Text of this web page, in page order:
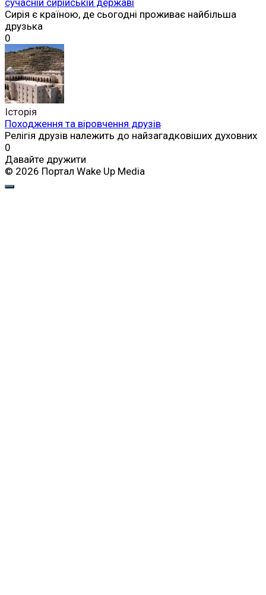
Сирія є країною, де сьогодні проживає найбільша
друзька
0
Історія
Походження та віровчення друзів
Релігія друзів належить до найзагадковіших духовних
0
Давайте дружити
© 2026 Портал Wake Up Media